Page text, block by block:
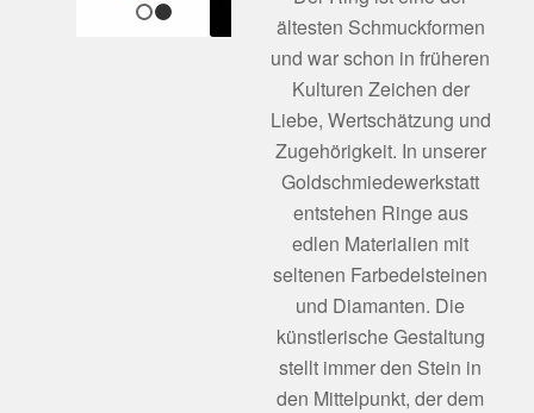
2
ältesten Schmuckformen
und war schon in früheren
Kulturen Zeichen der
Liebe, Wertschätzung und
Zugehörigkeit. In unserer
Goldschmiedewerkstatt
entstehen Ringe aus
edlen Materialien mit
seltenen Farbedelsteinen
und Diamanten. Die
künstlerische Gestaltung
stellt immer den Stein in
den Mittelpunkt, der dem